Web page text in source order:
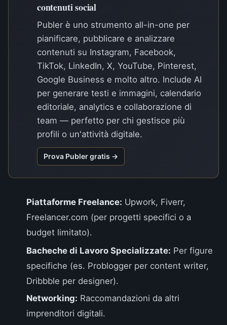
contenuti social
Publer è uno strumento all-in-one per
pianificare, pubblicare e analizzare
contenuti su Instagram, Facebook,
TikTok, LinkedIn, X, YouTube, Pinterest,
Google Business e molto altro. Include AI
per generare testi e immagini, calendario
editoriale, analytics e collaborazione di
team — perfetto per chi gestisce più
profili o un'attività digitale.
Prova Publer gratis →
Piattaforme Freelance: Upwork, Fiverr,
Freelancer.com (per progetti specifici o a
budget limitato).
Bacheche di Lavoro Specializzate: Per figure
specifiche (es. Problogger per content writer,
Dribbble per designer).
Networking: Raccomandazioni da altri
imprenditori digitali.